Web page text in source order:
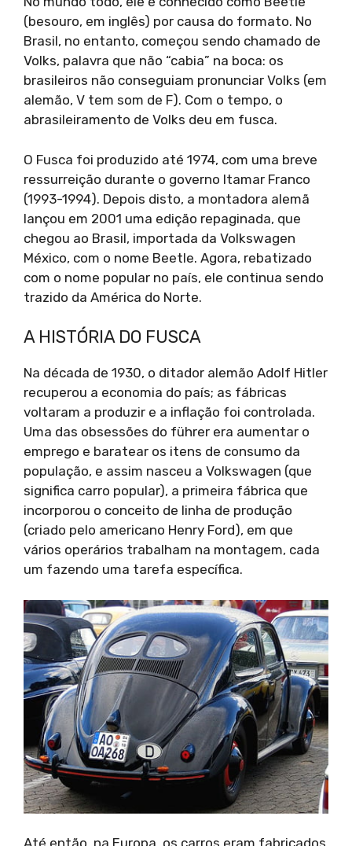
(besouro, em inglês) por causa do formato. No
Brasil, no entanto, começou sendo chamado de
Volks, palavra que não “cabia” na boca: os
brasileiros não conseguiam pronunciar Volks (em
alemão, V tem som de F). Com o tempo, o
abrasileiramento de Volks deu em fusca.
O Fusca foi produzido até 1974, com uma breve
ressurreição durante o governo Itamar Franco
(1993-1994). Depois disto, a montadora alemã
lançou em 2001 uma edição repaginada, que
chegou ao Brasil, importada da Volkswagen
México, com o nome Beetle. Agora, rebatizado
com o nome popular no país, ele continua sendo
trazido da América do Norte.
A HISTÓRIA DO FUSCA
Na década de 1930, o ditador alemão Adolf Hitler
recuperou a economia do país; as fábricas
voltaram a produzir e a inflação foi controlada.
Uma das obsessões do führer era aumentar o
emprego e baratear os itens de consumo da
população, e assim nasceu a Volkswagen (que
significa carro popular), a primeira fábrica que
incorporou o conceito de linha de produção
(criado pelo americano Henry Ford), em que
vários operários trabalham na montagem, cada
um fazendo uma tarefa específica.